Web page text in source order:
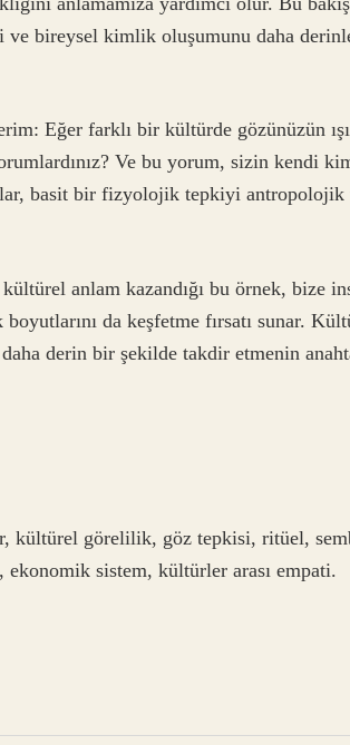
bireysel kimlik oluşumunu daha
Eğer farklı bir kültürde gözünüzün
Ve bu yorum, sizin kendi
basit bir fizyolojik tepkiyi antropolojik
anlam kazandığı bu örnek, bize
da keşfetme fırsatı sunar.
derin bir şekilde takdir etmenin
kültürel görelilik, göz tepkisi, ritüel,
ekonomik sistem, kültürler arası empati.